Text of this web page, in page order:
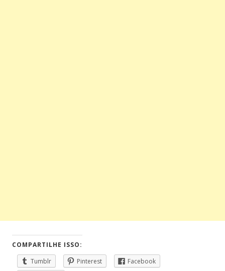
COMPARTILHE ISSO:
Tumblr
Pinterest
Facebook